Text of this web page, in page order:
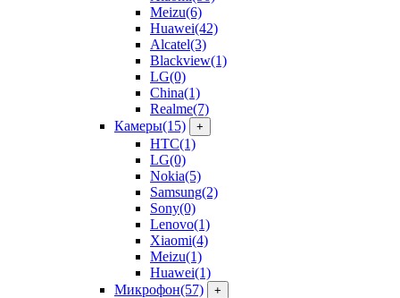
Meizu(6)
Huawei(42)
Alcatel(3)
Blackview(1)
LG(0)
China(1)
Realme(7)
Камеры(15) +
HTC(1)
LG(0)
Nokia(5)
Samsung(2)
Sony(0)
Lenovo(1)
Xiaomi(4)
Meizu(1)
Huawei(1)
Микрофон(57) +